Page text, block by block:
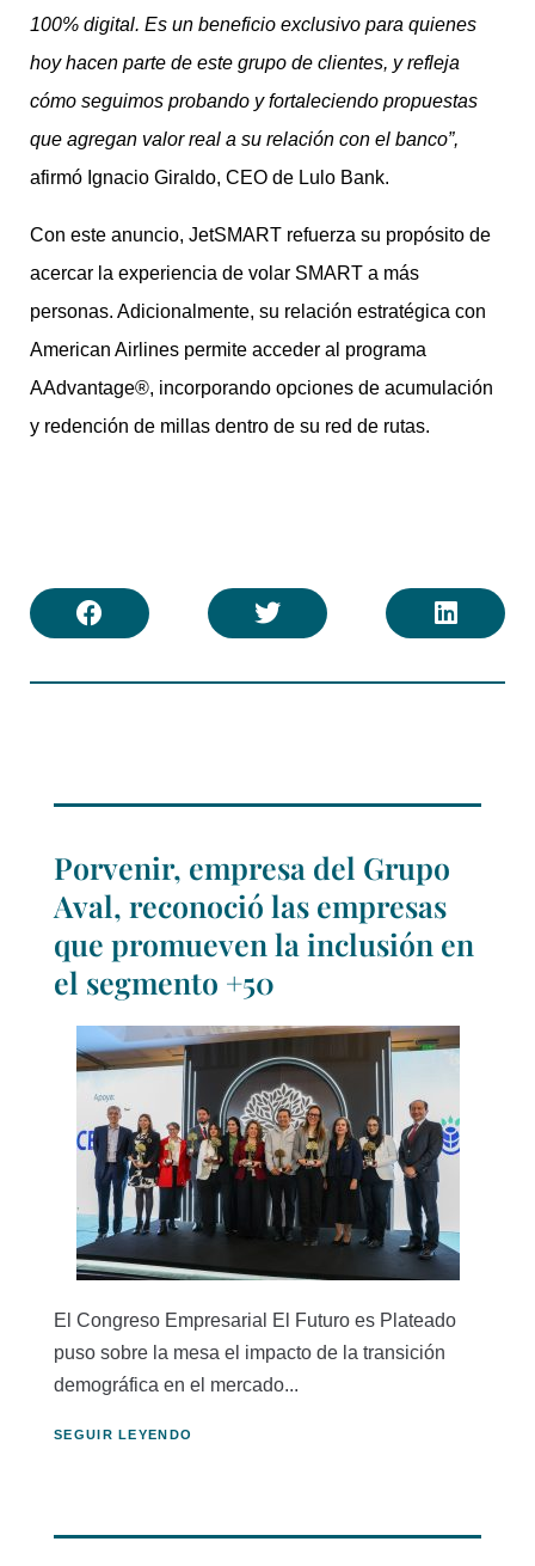
100% digital. Es un beneficio exclusivo para quienes
hoy hacen parte de este grupo de clientes, y refleja
cómo seguimos probando y fortaleciendo propuestas
que agregan valor real a su relación con el banco”,
afirmó Ignacio Giraldo, CEO de Lulo Bank.
Con este anuncio, JetSMART refuerza su propósito de
acercar la experiencia de volar SMART a más
personas. Adicionalmente, su relación estratégica con
American Airlines permite acceder al programa
AAdvantage®, incorporando opciones de acumulación
y redención de millas dentro de su red de rutas.
Porvenir, empresa del Grupo
Aval, reconoció las empresas
que promueven la inclusión en
el segmento +50
El Congreso Empresarial El Futuro es Plateado
puso sobre la mesa el impacto de la transición
demográfica en el mercado...
SEGUIR LEYENDO